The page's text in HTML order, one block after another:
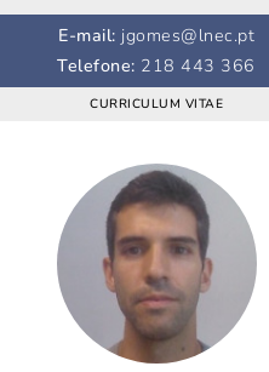
E-mail: jgomes@lnec.pt
Telefone: 218 443 366
CURRICULUM VITAE